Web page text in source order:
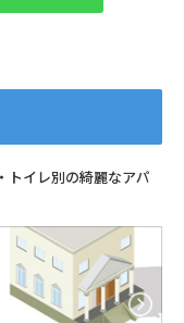
トイレ別の綺麗なアパ